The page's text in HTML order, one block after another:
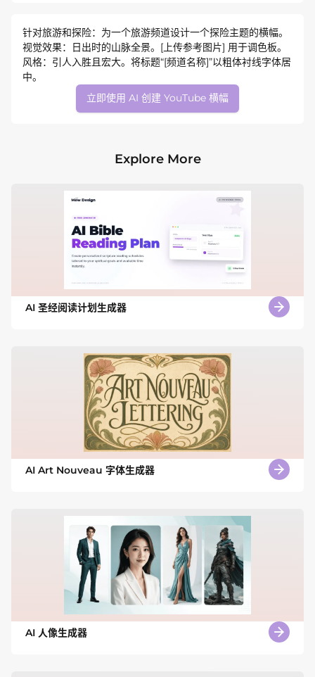
针对旅游和探险：为一个旅游频道设计一个探险主题的横幅。
视觉效果：日出时的山脉全景。[上传参考图片] 用于调色板。
风格：引人入胜且宏大。将标题“[频道名称]”以粗体衬线字体居
中。
立即使用 AI 创建 YouTube 横幅
Explore More
AI 圣经阅读计划生成器
AI Art Nouveau 字体生成器
AI 人像生成器